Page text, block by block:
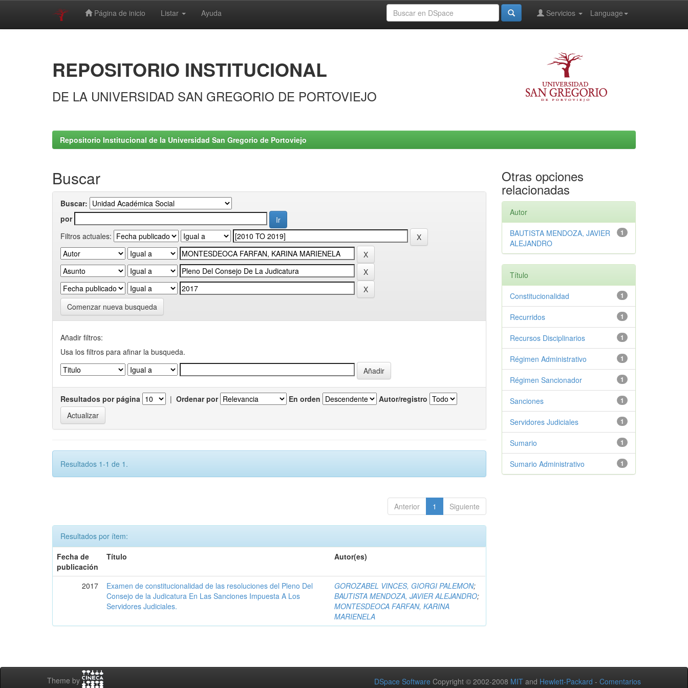
Página de inicio Listar Ayuda Language
Servicios
REPOSITORIO INSTITUCIONAL
DE LA UNIVERSIDAD SAN GREGORIO DE PORTOVIEJO
Repositorio Institucional de la Universidad San Gregorio de Portoviejo
Buscar
Buscar:
por
Filtros actuales:
Comenzar nueva busqueda
Añadir filtros:
Usa los filtros para afinar la busqueda.
Resultados por página | Ordenar por En orden Autor/registro
Resultados 1-1 de 1.
Anterior 1 Siguiente
Resultados por ítem:
Fecha de
publicación
Título Autor(es)
2017
Examen de constitucionalidad de las resoluciones del Pleno Del
Consejo de la Judicatura En Las Sanciones Impuesta A Los
Servidores Judiciales.
GOROZABEL VINCES, GIORGI PALEMON;
BAUTISTA MENDOZA, JAVIER ALEJANDRO;
MONTESDEOCA FARFAN, KARINA
MARIENELA
Otras opciones
relacionadas
Autor
1
BAUTISTA MENDOZA, JAVIER
ALEJANDRO
Título
1
Constitucionalidad
1
Recurridos
1
Recursos Disciplinarios
1
Régimen Administrativo
1
Régimen Sancionador
1
Sanciones
1
Servidores Judiciales
1
Sumario
1
Sumario Administrativo
Theme by DSpace Software Copyright © 2002-2008 MIT and Hewlett-Packard - Comentarios